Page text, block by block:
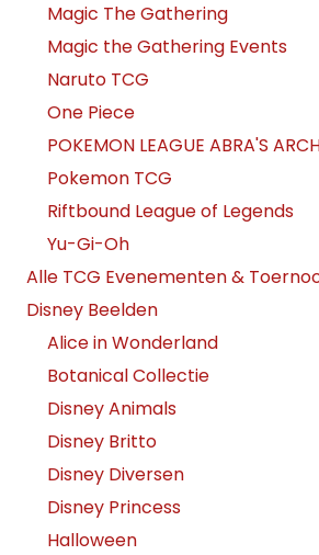
Magic The Gathering
Magic the Gathering Events
Naruto TCG
One Piece
POKEMON LEAGUE ABRA'S
Pokemon TCG
Riftbound League of Legends
Yu-Gi-Oh
Alle TCG Evenementen &
Disney Beelden
Alice in Wonderland
Botanical Collectie
Disney Animals
Disney Britto
Disney Diversen
Disney Princess
Halloween